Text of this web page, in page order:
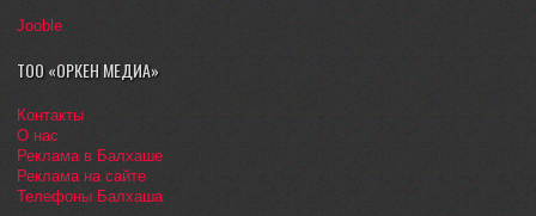
Jooble
ТОО «ОРКЕН МЕДИА»
Контакты
О нас
Реклама в Балхаше
Реклама на сайте
Телефоны Балхаша